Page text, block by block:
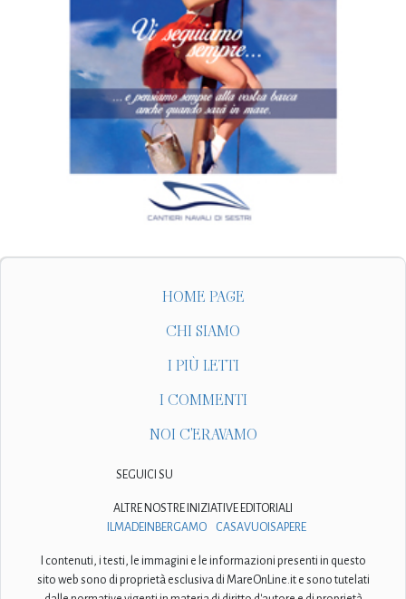
HOME PAGE
CHI SIAMO
I PIÙ LETTI
I COMMENTI
NOI C'ERAVAMO
SEGUICI SU
ALTRE NOSTRE INIZIATIVE EDITORIALI
ILMADEINBERGAMO
CASAVUOISAPERE
I contenuti, i testi, le immagini e le informazioni presenti in questo
sito web sono di proprietà esclusiva di MareOnLine.it e sono tutelati